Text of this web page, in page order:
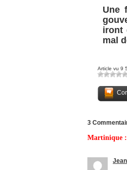
Une
iront
mal
Article vu 9
3
Martinique :